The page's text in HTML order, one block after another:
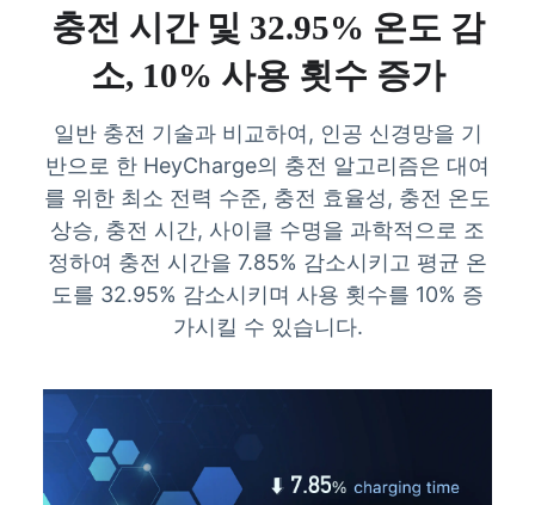
충전 시간 및 32.95% 온도 감
소, 10% 사용 횟수 증가
일반 충전 기술과 비교하여, 인공 신경망을 기
반으로 한 HeyCharge의 충전 알고리즘은 대여
를 위한 최소 전력 수준, 충전 효율성, 충전 온도
상승, 충전 시간, 사이클 수명을 과학적으로 조
정하여 충전 시간을 7.85% 감소시키고 평균 온
도를 32.95% 감소시키며 사용 횟수를 10% 증
가시킬 수 있습니다.